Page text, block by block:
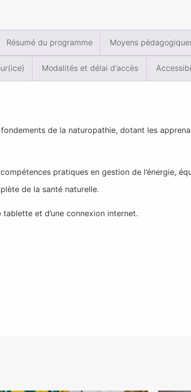
Résumé du programme Moyens
Modalités et délai d'accès
de la naturopathie, dotant les
pratiques en gestion de l’énergie,
de la santé naturelle.
tablette et d’une connexion internet.